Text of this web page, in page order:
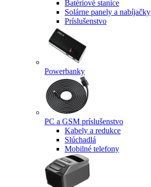
Batériové stanice
Solárne panely a nabíjačky
Príslušenstvo
Powerbanky
PC a GSM príslušenstvo
Kabely a redukce
Slúchadlá
Mobilné telefony